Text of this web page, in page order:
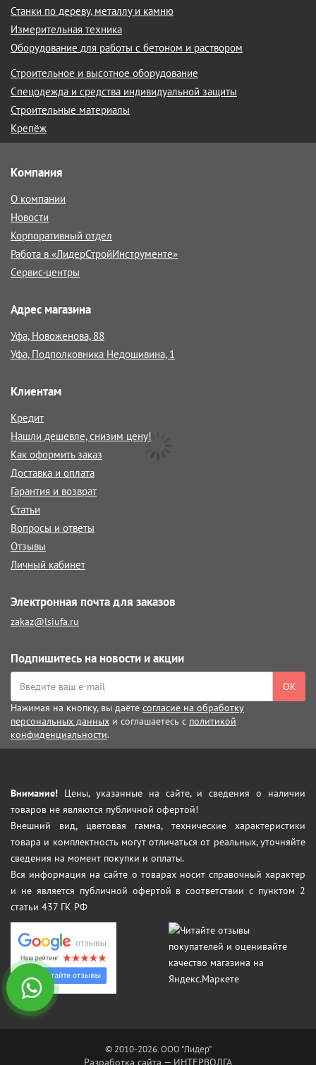
Станки по дереву, металлу и камню
Измерительная техника
Оборудование для работы с бетоном и раствором
Строительное и высотное оборудование
Спецодежда и средства индивидуальной защиты
Строительные материалы
Крепёж
Компания
О компании
Новости
Корпоративный отдел
Работа в «ЛидерСтройИнструменте»
Сервис-центры
Адрес магазина
Уфа, Новоженова, 88
Уфа, Подполковника Недошивина, 1
Клиентам
Кредит
Нашли дешевле, снизим цену!
Как оформить заказ
Доставка и оплата
Гарантия и возврат
Статьи
Вопросы и ответы
Отзывы
Личный кабинет
Электронная почта для заказов
zakaz@lsiufa.ru
Подпишитесь на новости и акции
ОК
Нажимая на кнопку, вы даёте согласие на обработку
персональных данных и соглашаетесь с политикой
конфиденциальности.
Внимание! Цены, указанные на сайте, и сведения о наличии
товаров не являются публичной офертой!
Внешний вид, цветовая гамма, технические характеристики
товара и комплектность могут отличаться от реальных, уточняйте
сведения на момент покупки и оплаты.
Вся информация на сайте о товарах носит справочный характер
и не является публичной офертой в соответствии с пунктом 2
статьи 437 ГК РФ
© 2010-2026. ООО "Лидер"
Разработка сайта — ИНТЕРВОЛГА